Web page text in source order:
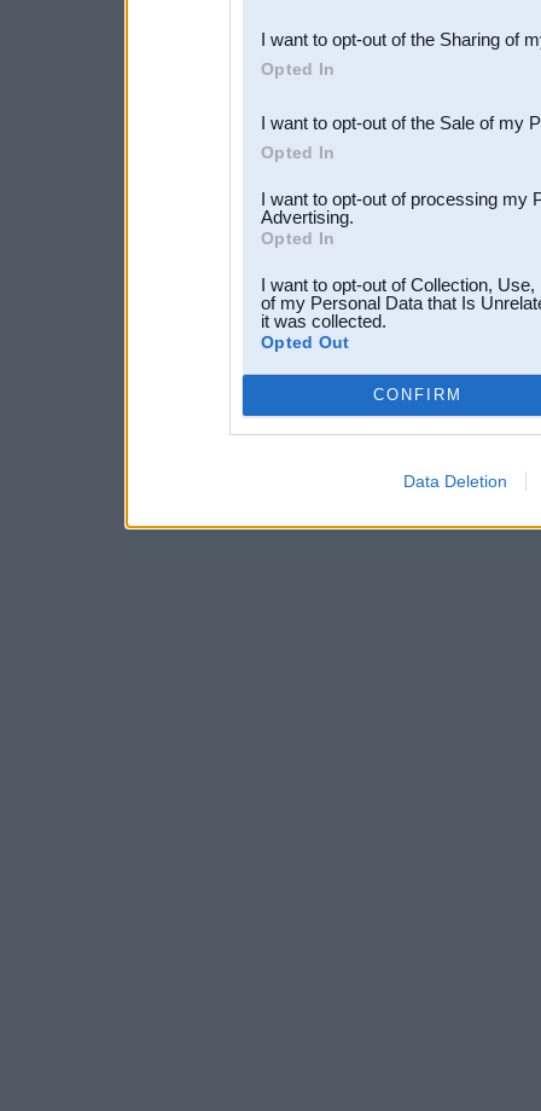
Downstream Participants
third parties.
I want to opt-out of the Sharing of
Opted In
I want to opt-out of the Sale of my
Opted In
I want to opt-out of processing my
Advertising.
Opted In
I want to opt-out of Collection,
of my Personal Data that Is
it was collected.
Opted Out
CONFIRM
Data Deletion